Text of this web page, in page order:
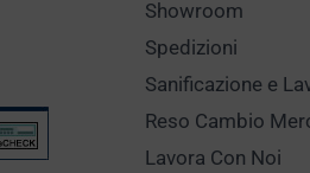
Showroom
Spedizioni
Sanificazione e
Reso Cambio
Lavora Con Noi